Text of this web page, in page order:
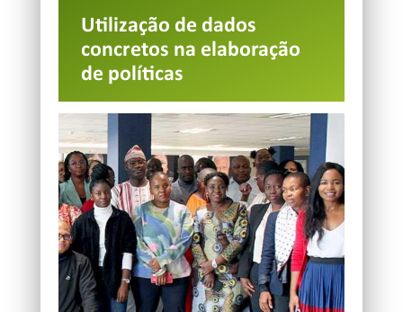
Utilização de dados
concretos na elaboração
de políticas